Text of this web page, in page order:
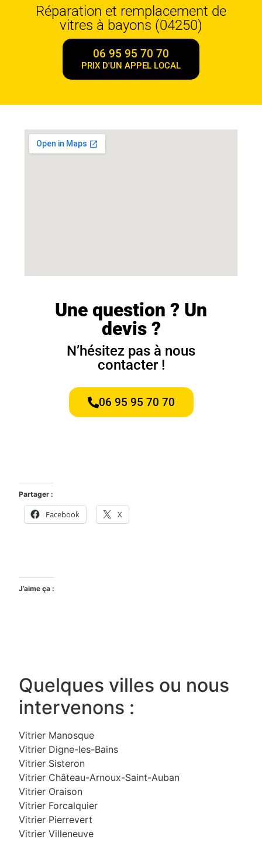
Réparation et remplacement de
vitres à bayons (04250)
06 95 95 70 70
PRIX D'UN APPEL LOCAL
Une question ? Un
devis ?
N’hésitez pas à nous
contacter !
06 95 95 70 70
Partager :
Facebook X
J’aime ça :
Quelques villes ou nous
intervenons :
Vitrier Manosque
Vitrier Digne-les-Bains
Vitrier Sisteron
Vitrier Château-Arnoux-Saint-Auban
Vitrier Oraison
Vitrier Forcalquier
Vitrier Pierrevert
Vitrier Villeneuve